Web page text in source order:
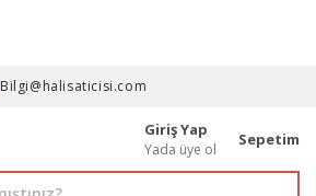
Bilgi@halisaticisi.com
Giriş Yap
Yada üye ol
Sepetim